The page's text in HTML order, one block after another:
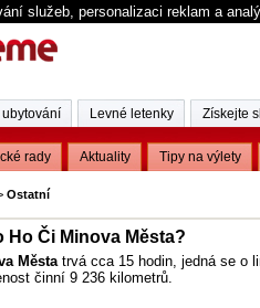
služeb, personalizaci reklam a
Ostatní
Či Minova Města?
Městatrvá cca 15 hodin, jedná se o
činní 9 236 kilometrů.
rady Aktuality Tipy na výlety
ubytování Levné letenky Získejte